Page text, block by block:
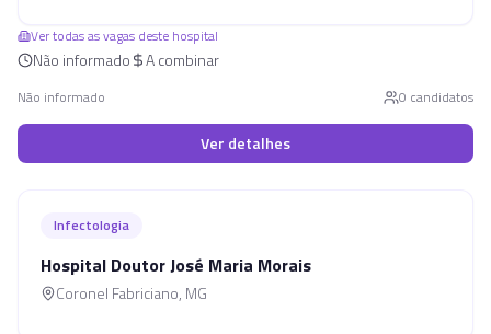
Ver todas as vagas deste hospital
Não informado A combinar
Não informado 0 candidatos
Ver detalhes
Infectologia
Hospital Doutor José Maria Morais
Coronel Fabriciano, MG